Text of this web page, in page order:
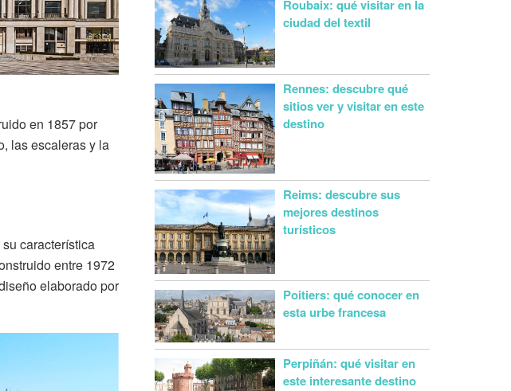
en 1857 por
las escaleras y la
característica
entre 1972
elaborado por
Roubaix: qué visitar en la
ciudad del textil
Rennes: descubre qué
sitios ver y visitar en este
destino
Reims: descubre sus
mejores destinos
turísticos
Poitiers: qué conocer en
esta urbe francesa
Perpiñán: qué visitar en
este interesante destino